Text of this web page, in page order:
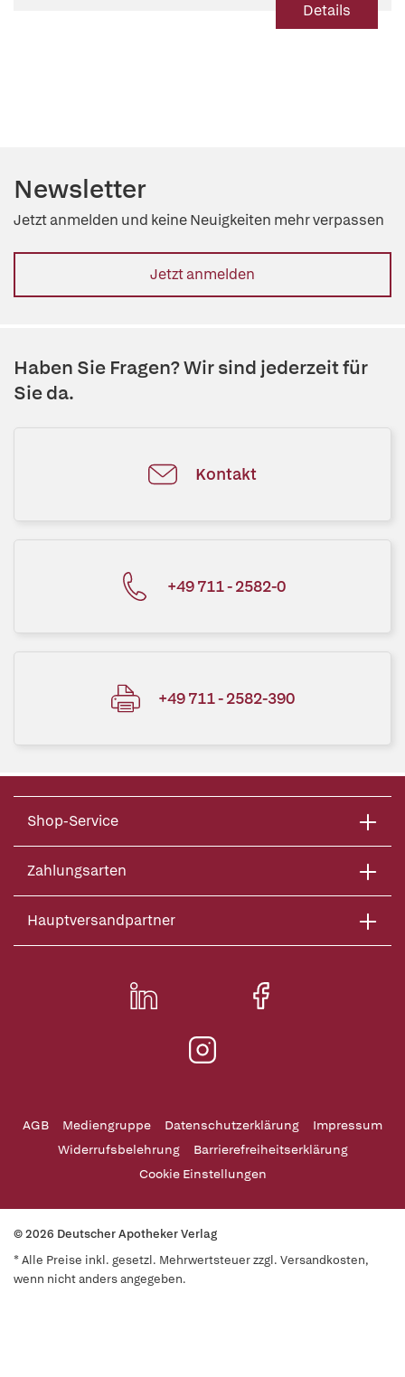
Details
Newsletter
Jetzt anmelden und keine Neuigkeiten mehr verpassen
Jetzt anmelden
Haben Sie Fragen? Wir sind jederzeit für
Sie da.
Kontakt
+49 711 - 2582-0
+49 711 - 2582-390
Shop-Service
Zahlungsarten
Hauptversandpartner
AGB Mediengruppe Datenschutzerklärung
Impressum
Widerrufsbelehrung
Barrierefreiheitserklärung
Cookie Einstellungen
© 2026 Deutscher Apotheker Verlag
* Alle Preise inkl. gesetzl. Mehrwertsteuer zzgl. Versandkosten,
wenn nicht anders angegeben.